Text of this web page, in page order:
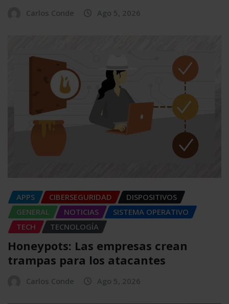
Carlos Conde Ago 5, 2026
APPS CIBERSEGURIDAD
DISPOSITIVOS
GENERAL
NOTICIAS
SISTEMA OPERATIVO
TECH
TECNOLOGÍA
Honeypots: Las empresas crean
trampas para los atacantes
Carlos Conde Ago 5, 2026